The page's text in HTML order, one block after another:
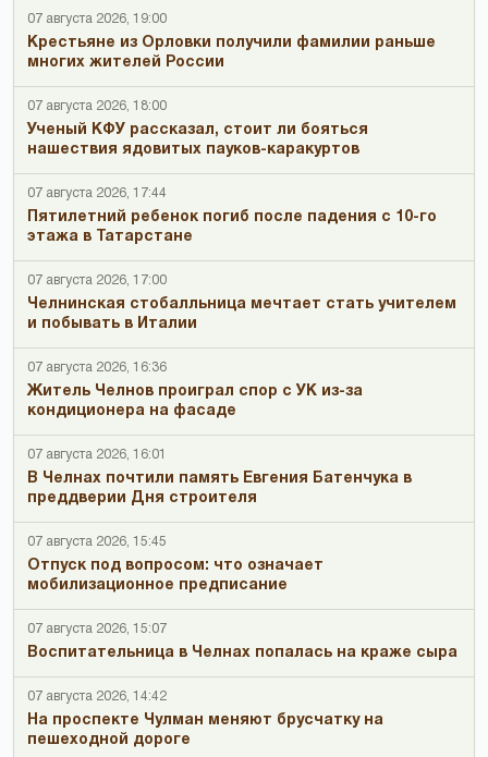
07 августа 2026, 19:00
Крестьяне из Орловки получили фамилии раньше
многих жителей России
07 августа 2026, 18:00
Ученый КФУ рассказал, стоит ли бояться
нашествия ядовитых пауков-каракуртов
07 августа 2026, 17:44
Пятилетний ребенок погиб после падения с 10-го
этажа в Татарстане
07 августа 2026, 17:00
Челнинская стобалльница мечтает стать учителем
и побывать в Италии
07 августа 2026, 16:36
Житель Челнов проиграл спор с УК из-за
кондиционера на фасаде
07 августа 2026, 16:01
В Челнах почтили память Евгения Батенчука в
преддверии Дня строителя
07 августа 2026, 15:45
Отпуск под вопросом: что означает
мобилизационное предписание
07 августа 2026, 15:07
Воспитательница в Челнах попалась на краже сыра
07 августа 2026, 14:42
На проспекте Чулман меняют брусчатку на
пешеходной дороге